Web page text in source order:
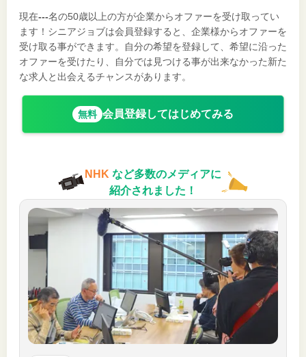
現在---名の50歳以上の方が企業からオファーを受け取ってい
ます！シニアジョブは会員登録すると、企業様からオファーを
受け取る事ができます。自分の希望を登録して、希望に沿った
オファーを受けたり、自分では見つける事が出来なかった新た
な求人と出会えるチャンスがあります。
無料 会員登録してはじめてみる
NHK など多数のメディアに
紹介されました！